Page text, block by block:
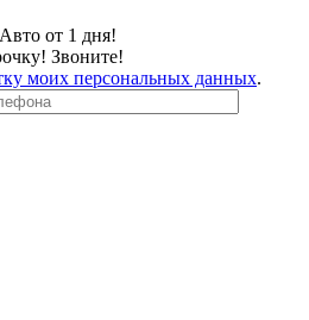
от 1 дня!
Звоните!
моих персональных данных.